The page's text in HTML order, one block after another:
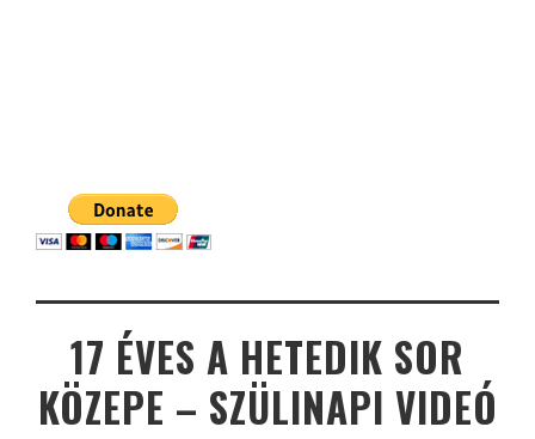
17 ÉVES A HETEDIK SOR
KÖZEPE – SZÜLINAPI VIDEÓ